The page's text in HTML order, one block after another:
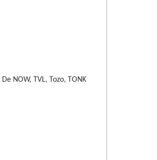
NOW, TVL, Tozo, TONK